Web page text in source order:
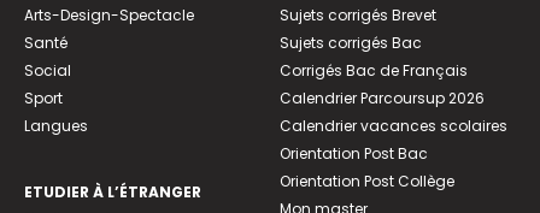
Arts-Design-Spectacle
Santé
Social
Sport
Langues
ETUDIER À L’ÉTRANGER
Sujets corrigés Brevet
Sujets corrigés Bac
Corrigés Bac de Français
Calendrier Parcoursup 2026
Calendrier vacances scolaires
Orientation Post Bac
Orientation Post Collège